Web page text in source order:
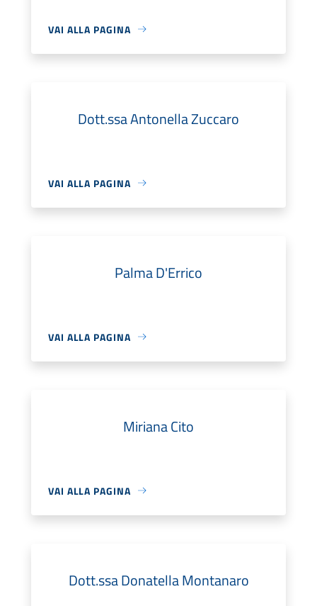
VAI ALLA PAGINA
Dott.ssa Antonella Zuccaro
VAI ALLA PAGINA
Palma D'Errico
VAI ALLA PAGINA
Miriana Cito
VAI ALLA PAGINA
Dott.ssa Donatella Montanaro